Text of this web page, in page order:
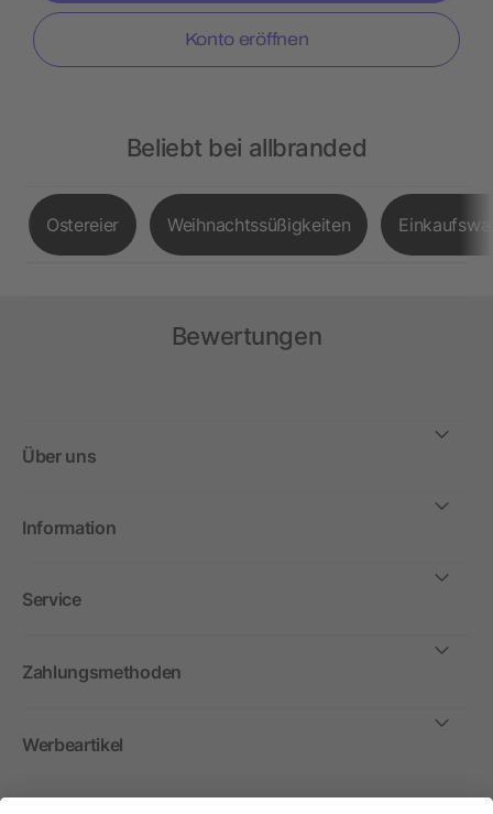
Konto eröffnen
Beliebt bei allbranded
Ostereier Weihnachtssüßigkeiten
Bewertungen
Über uns
Information
Service
Zahlungsmethoden
Werbeartikel